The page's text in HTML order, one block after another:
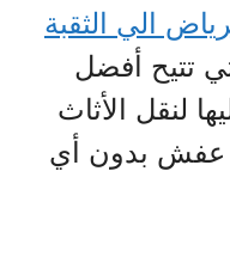
الي الثقبة
تتيح أفضل
لنقل الأثاث
عفش بدون أي